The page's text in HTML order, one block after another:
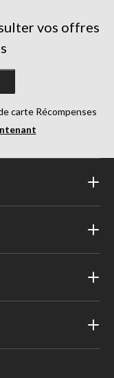
vos offres
carte Récompenses